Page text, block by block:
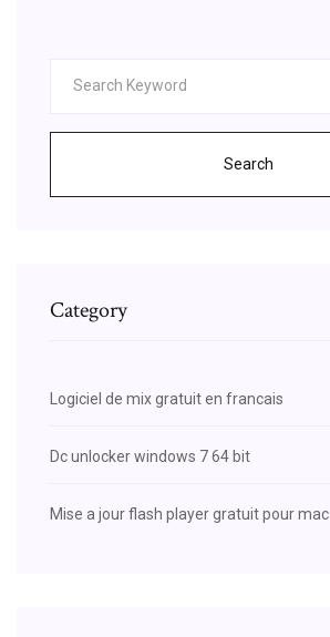
Search
Category
Logiciel de mix gratuit en francais
Dc unlocker windows 7 64 bit
Mise a jour flash player gratuit pour mac